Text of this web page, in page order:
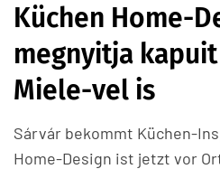
Küchen Home-
megnyitja
Miele-vel is
Sárvár bekommt Küchen-
Home-Design ist jetzt vor